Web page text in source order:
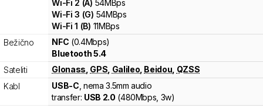
Wi-Fi 2 (A) 54MBps
Wi-Fi3 (G) 54MBps
Wi-Fi1 (B) 11MBps
Bežično
NFC (0.4Mbps)
Bluetooth 5.4
Sateliti
Glonass GPS Galileo Beidou QZSS
Kabl
USB-C , nema 3.5mm audio
transfer: USB 2.0 (480Mbps, 3w)